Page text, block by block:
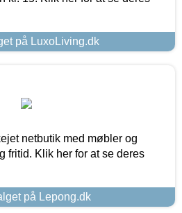
på LuxoLiving.dk
netbutik med møbler og
fritid. Klik her for at se deres
på Lepong.dk